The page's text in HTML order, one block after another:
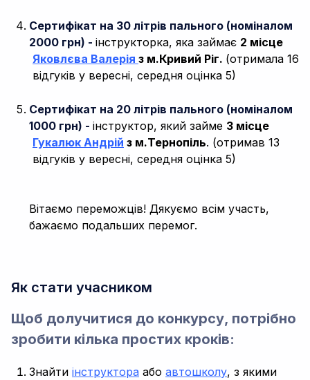
Сертифікат на 30 літрів пального (номіналом
2000 грн) - інструкторка, яка займає 2 місце
Яковлєва Валерія з м.Кривий Ріг. (отримала 16
відгуків у вересні, середня оцінка 5)
Сертифікат на 20 літрів пального (номіналом
1000 грн) - інструктор, який займе 3 місце
Гукалюк Андрій з м.Тернопіль. (отримав 13
відгуків у вересні, середня оцінка 5)
Вітаємо переможців! Дякуємо всім участь,
бажаємо подальших перемог.
Як стати учасником
Щоб долучитися до конкурсу, потрібно
зробити кілька простих кроків:
Знайти інструктора або автошколу, з якими